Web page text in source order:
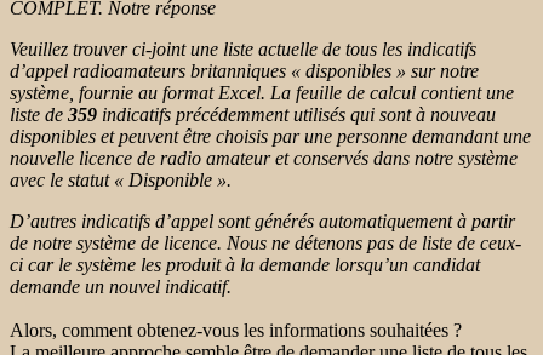
COMPLET. Notre réponse
Veuillez trouver ci-joint une liste actuelle de tous les indicatifs
d’appel radioamateurs britanniques « disponibles » sur notre
système, fournie au format Excel. La feuille de calcul contient une
liste de 359 indicatifs précédemment utilisés qui sont à nouveau
disponibles et peuvent être choisis par une personne demandant une
nouvelle licence de radio amateur et conservés dans notre système
avec le statut « Disponible ».
D’autres indicatifs d’appel sont générés automatiquement à partir
de notre système de licence. Nous ne détenons pas de liste de ceux-
ci car le système les produit à la demande lorsqu’un candidat
demande un nouvel indicatif.
Alors, comment obtenez-vous les informations souhaitées ?